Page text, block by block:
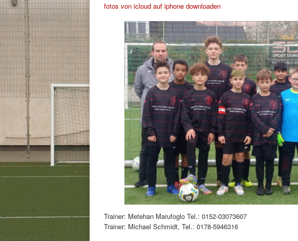
fotos von icloud auf iphone downloaden
Trainer: Metehan Marufoglo Tel.: 0152-03073607
Trainer: Michael Schmidt, Tel.: 0178-5946316